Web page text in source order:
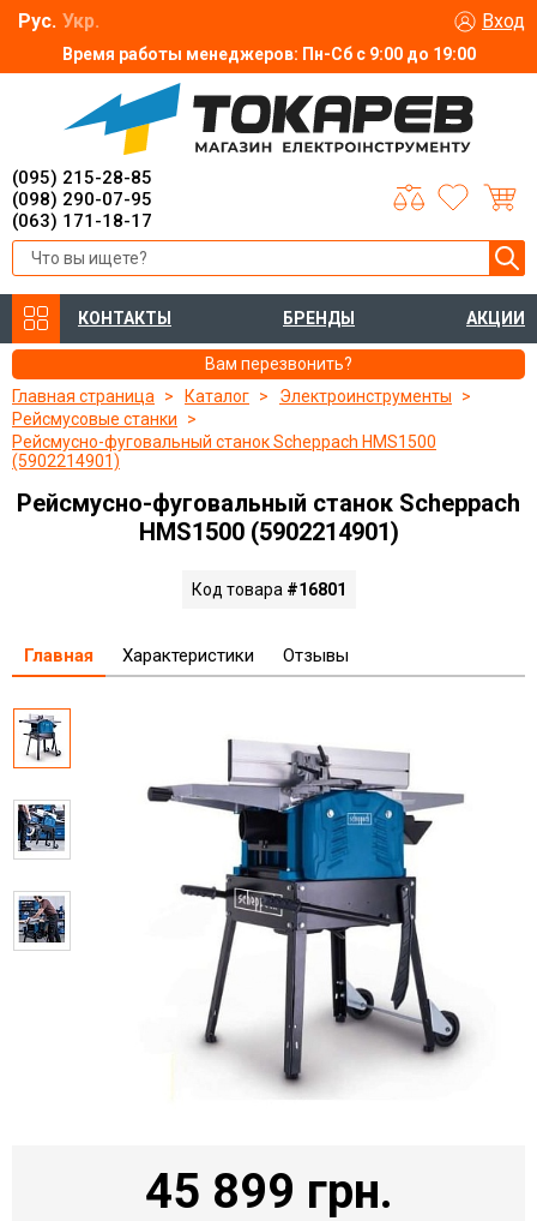
Время работы менеджеров: Пн-Сб с 9:00 до 19:00
Рус. Укр. Вход
(095) 215-28-85
(098) 290-07-95
(063) 171-18-17
КОНТАКТЫ БРЕНДЫ АКЦИИ
Вам перезвонить?
Главная страница
Каталог
Электроинструменты
Рейсмусовые станки
Рейсмусно-фуговальный станок Scheppach HMS1500
(5902214901)
Рейсмусно-фуговальный станок Scheppach
HMS1500 (5902214901)
Код товара #16801
Главная Характеристики Отзывы
45 899 грн.